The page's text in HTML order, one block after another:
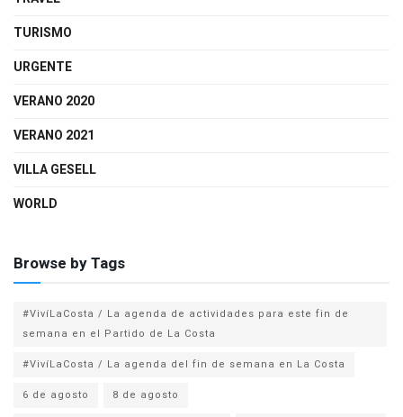
TURISMO
URGENTE
VERANO 2020
VERANO 2021
VILLA GESELL
WORLD
Browse by Tags
#VivíLaCosta / La agenda de actividades para este fin de
semana en el Partido de La Costa
#VivíLaCosta / La agenda del fin de semana en La Costa
6 de agosto
8 de agosto